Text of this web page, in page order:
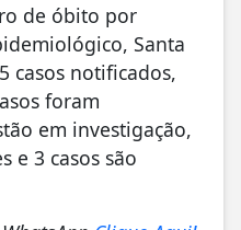
de óbito por
Santa
casos notificados,
foram
em investigação,
e 3 casos são